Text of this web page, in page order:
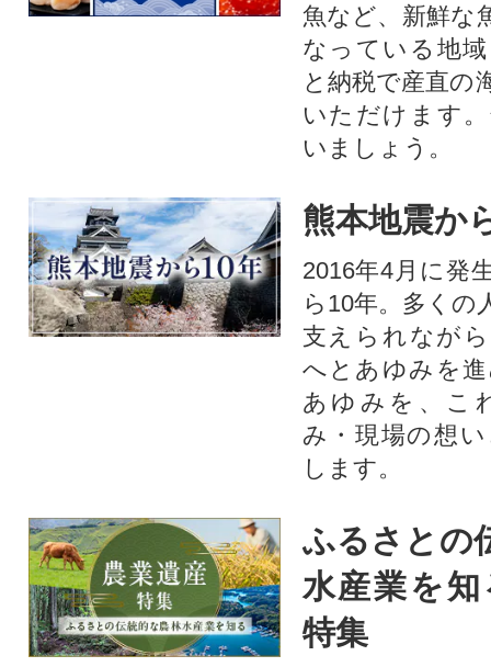
魚など、新鮮な
なっている地
と納税で産直の
いただけます
いましょう。
熊本地震か
2016年4月に発
ら10年。多くの
支えられなが
へとあゆみを
あゆみを、こ
み・現場の想
します。
ふるさとの
水産業を
特集